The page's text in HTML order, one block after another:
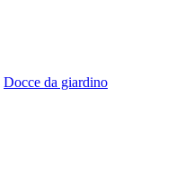
Docce da giardino